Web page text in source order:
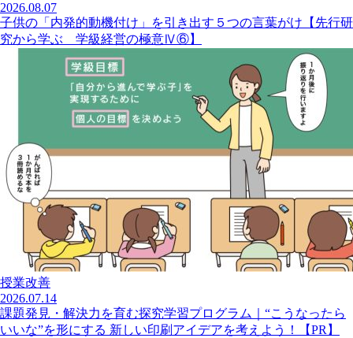
2026.08.07
子供の「内発的動機付け」を引き出す５つの言葉がけ【先行研
究から学ぶ 学級経営の極意Ⅳ⑥】
授業改善
2026.07.14
課題発見・解決力を育む探究学習プログラム｜“こうなったら
いいな”を形にする 新しい印刷アイデアを考えよう！【PR】